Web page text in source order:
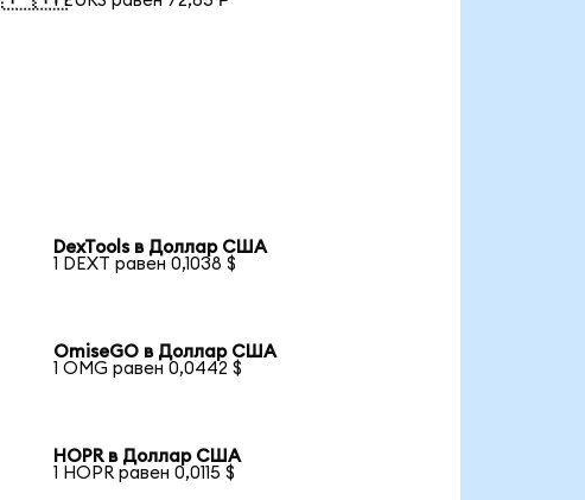
DexTools в Доллар США
1 DEXT равен 0,1038 $
OmiseGO в Доллар США
1 OMG равен 0,0442 $
HOPR в Доллар США
1 HOPR равен 0,0115 $